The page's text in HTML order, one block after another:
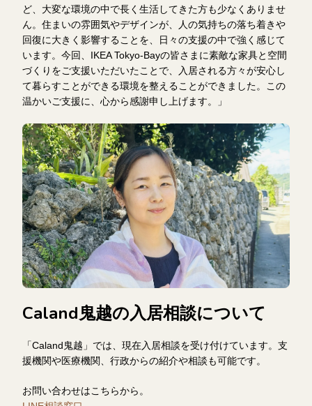
ど、大変な環境の中で長く生活してきた方も少なくありませ
ん。住まいの雰囲気やデザインが、人の気持ちの落ち着きや
回復に大きく影響することを、日々の支援の中で強く感じて
います。今回、IKEA Tokyo-Bayの皆さまに素敵な家具と空間
づくりをご支援いただいたことで、入居される方々が安心し
て暮らすことができる環境を整えることができました。この
温かいご支援に、心から感謝申し上げます。」
Caland鬼越の入居相談について
「Caland鬼越」では、現在入居相談を受け付けています。支
援機関や医療機関、行政からの紹介や相談も可能です。
お問い合わせはこちらから。